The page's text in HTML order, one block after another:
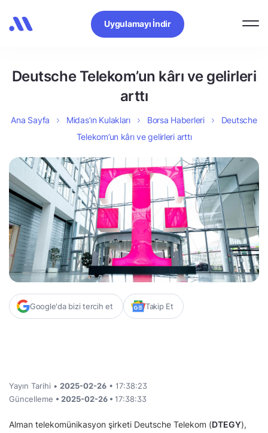
Uygulamayı İndir
Deutsche Telekom’un kârı ve gelirleri
arttı
Ana Sayfa Midas’ın Kulakları Borsa Haberleri
Deutsche
Telekom’un kârı ve gelirleri arttı
Google'da bizi tercih et Takip Et
Yayın Tarihi • 2025-02-26 • 17:38:23
Güncelleme • 2025-02-26 • 17:38:33
Alman telekomünikasyon şirketi Deutsche Telekom (DTEGY),